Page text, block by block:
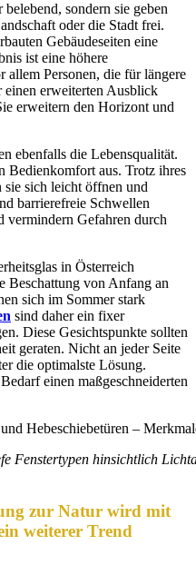
sondern sie geben
oder die Stadt frei.
Gebäudeseiten eine
ist eine höhere
Personen, die für längere
einen erweiterten Ausblick
erweitern den Horizont und
ebenfalls die Lebensqualität.
Bedienkomfort aus. Trotz ihres
sie sich leicht öffnen und
barrierefreie Schwellen
vermindern Gefahren durch
in Österreich
Beschattung von Anfang an
sich im Sommer stark
sind daher ein fixer
Diese Gesichtspunkte sollten
geraten. Nicht an jeder Seite
die optimalste Lösung.
einen maßgeschneiderten
Fenstertypen hinsichtlich
zur Natur wird mit
weiterer Trend